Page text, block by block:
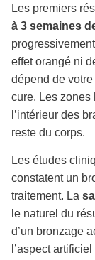
Les premiers
à 3 semaines
effet orangé ni
dépend de
cure. Les zones
l’intérieur des
reste du corps.
Les études
constatent un
traitement. La
le naturel du
d’un bronzage
l’aspect